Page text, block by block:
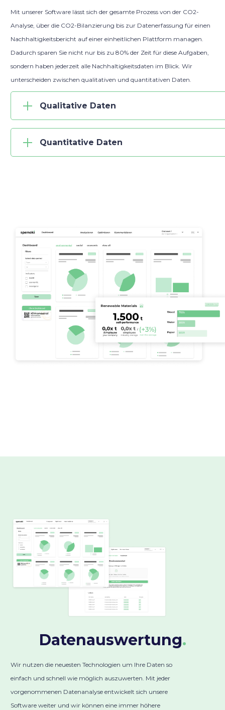
Mit unserer Software lässt sich der gesamte Prozess von der CO2-
Analyse, über die CO2-Bilanzierung bis zur Datenerfassung für einen
Nachhaltigkeitsbericht auf einer einheitlichen Plattform managen.
Dadurch sparen Sie nicht nur bis zu 80% der Zeit für diese Aufgaben,
sondern haben jederzeit alle Nachhaltigkeitsdaten im Blick. Wir
unterscheiden zwischen qualitativen und quantitativen Daten.
Qualitative Daten
Quantitative Daten
Datenauswertung.
Wir nutzen die neuesten Technologien um Ihre Daten so
einfach und schnell wie möglich auszuwerten. Mit jeder
vorgenommenen Datenanalyse entwickelt sich unsere
Software weiter und wir können eine immer höhere